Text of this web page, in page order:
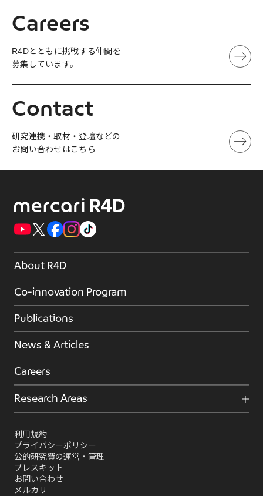
Careers
R4Dとともに挑戦する仲間を
募集しています。
Contact
研究連携・取材・登壇などの
お問い合わせはこちら
About R4D
Co-innovation Program
Publications
News & Articles
Careers
Research Areas
利用規約
プライバシーポリシー
公的研究費の運営・管理
プレスキット
お問い合わせ
メルカリ